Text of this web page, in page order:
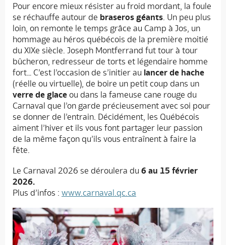
Pour encore mieux résister au froid mordant, la foule
se réchauffe autour de braseros géants . Un peu plus
loin, on remonte le temps grâce au Camp à Jos, un
hommage au héros québécois de la première moitié
du XIXe siècle. Joseph Montferrand fut tour à tour
bûcheron, redresseur de torts et légendaire homme
fort… C’est l’occasion de s’initier au lancer de hache
(réelle ou virtuelle), de boire un petit coup dans un
verre de glace ou dans la fameuse cane rouge du
Carnaval que l’on garde précieusement avec soi pour
se donner de l’entrain. Décidément, les Québécois
aiment l’hiver et ils vous font partager leur passion
de la même façon qu’ils vous entraînent à faire la
fête.
Le Carnaval 2026 se déroulera du 6 au 15 février
2026.
Plus d’infos : www.carnaval.qc.ca